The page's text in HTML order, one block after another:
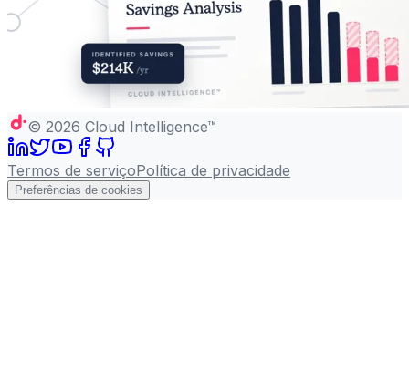
© 2026 Cloud Intelligence™
Termos de serviçoPolítica de privacidade
Preferências de cookies